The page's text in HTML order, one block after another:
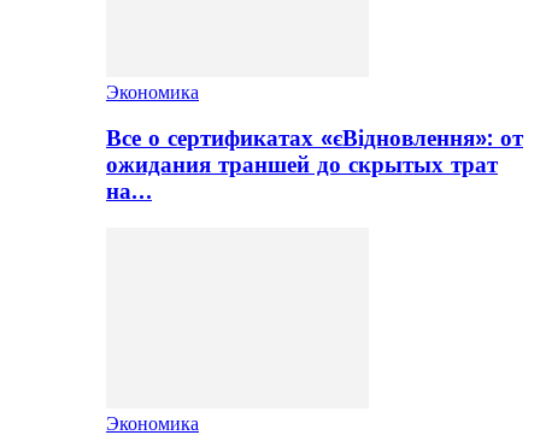
Экономика
Все о сертификатах «єВідновлення»: от
ожидания траншей до скрытых трат
на…
Экономика